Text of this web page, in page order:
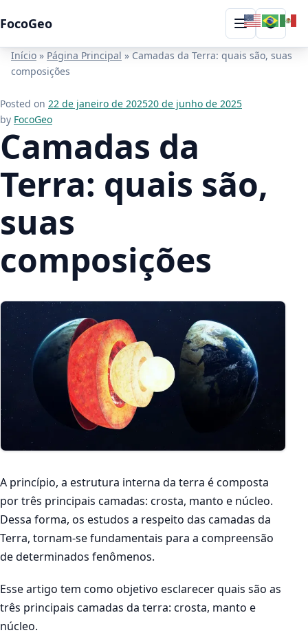
FocoGeo Menu
Início » Página Principal » Camadas da Terra: quais são, suas
composições
Posted on 22 de janeiro de 202520 de junho de 2025
by FocoGeo
Camadas da
Terra: quais são,
suas
composições
A princípio, a estrutura interna da terra é composta
por três principais camadas: crosta, manto e núcleo.
Dessa forma, os estudos a respeito das camadas da
Terra, tornam-se fundamentais para a compreensão
de determinados fenômenos.
Esse artigo tem como objetivo esclarecer quais são as
três principais camadas da terra: crosta, manto e
núcleo.